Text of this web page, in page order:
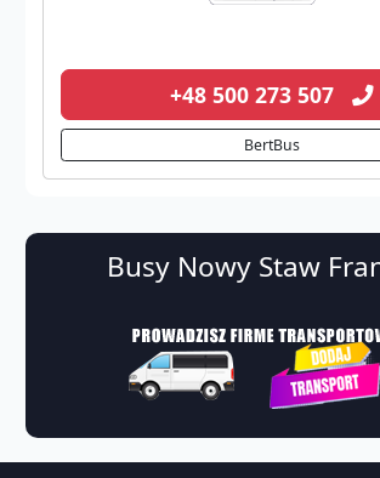
+48 500 273 507
BertBus
Busy Nowy Staw